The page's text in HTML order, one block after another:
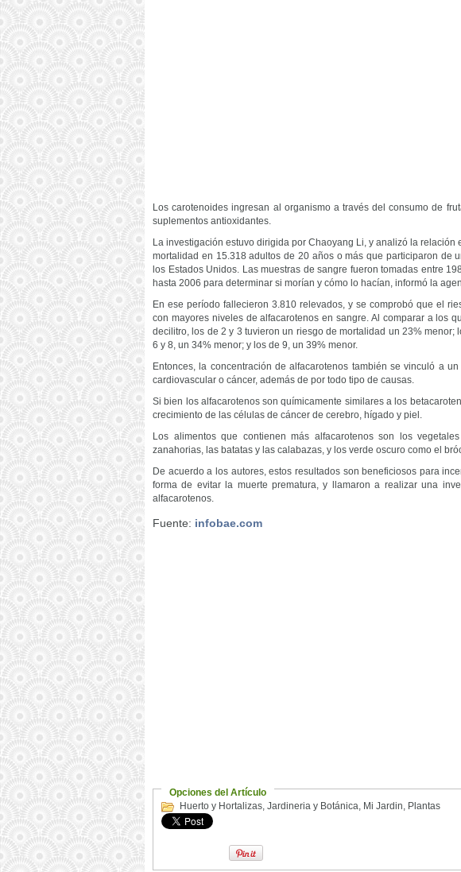
Los carotenoides ingresan al organismo a través del consumo de
suplementos antioxidantes.
La investigación estuvo dirigida por Chaoyang Li, y analizó la relación
mortalidad en 15.318 adultos de 20 años o más que participaron de
los Estados Unidos. Las muestras de sangre fueron tomadas entre
hasta 2006 para determinar si morían y cómo lo hacían, informó la
En ese período fallecieron 3.810 relevados, y se comprobó que el
con mayores niveles de alfacarotenos en sangre. Al comparar a los
decilitro, los de 2 y 3 tuvieron un riesgo de mortalidad un 23% menor;
6 y 8, un 34% menor; y los de 9, un 39% menor.
Entonces, la concentración de alfacarotenos también se vinculó a
cardiovascular o cáncer, además de por todo tipo de causas.
Si bien los alfacarotenos son químicamente similares a los
crecimiento de las células de cáncer de cerebro, hígado y piel.
Los alimentos que contienen más alfacarotenos son los
zanahorias, las batatas y las calabazas, y los verde oscuro como el
De acuerdo a los autores, estos resultados son beneficiosos para
forma de evitar la muerte prematura, y llamaron a realizar una
alfacarotenos.
Fuente: infobae.com
Opciones del Artículo
Huerto y Hortalizas, Jardineria y Botánica, Mi Jardin, Plantas